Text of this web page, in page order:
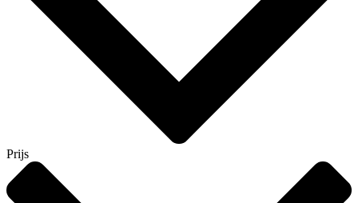
Prijs